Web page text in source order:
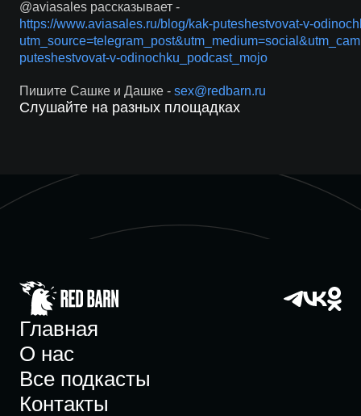
@aviasales рассказывает -
https://www.aviasales.ru/blog/kak-puteshestvovat-v-
puteshestvovat-v-odinochku_podcast_mojo
Пишите Сашке и Дашке - sex@redbarn.ru
Слушайте на разных площадках
Главная
О нас
Все подкасты
Контакты